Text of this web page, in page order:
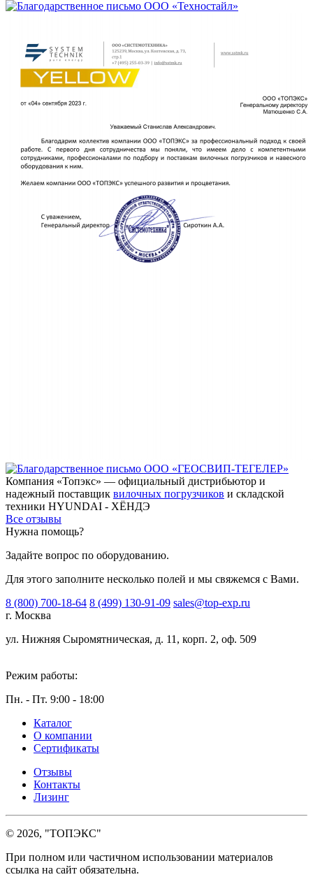
Компания «Топэкс» — официальный дистрибьютор и
надежный поставщик вилочных погрузчиков и складской
техники HYUNDAI - ХЁНДЭ
Все отзывы
Нужна помощь?
Задайте вопрос по оборудованию.
Для этого заполните несколько полей и мы свяжемся с Вами.
8 (800) 700-18-64 8 (499) 130-91-09 sales@top-exp.ru
г. Москва
ул. Нижняя Сыромятническая, д. 11, корп. 2, оф. 509
Режим работы:
Пн. - Пт. 9:00 - 18:00
Каталог
О компании
Сертификаты
Отзывы
Контакты
Лизинг
© 2026, "ТОПЭКС"
При полном или частичном использовании материалов
ссылка на сайт обязательна.